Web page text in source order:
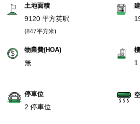
土地面積
9120 平方英呎
(847平方米)
物業費(HOA)
無 1
停車位
2 停車位